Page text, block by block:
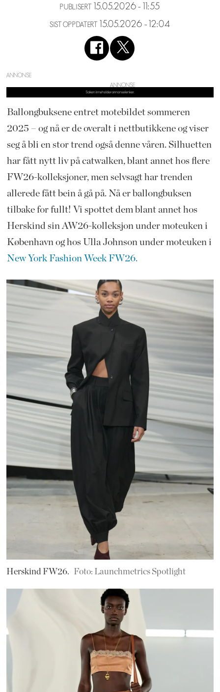
PUBLISERT 15.05.2026 - 11:55
SIST OPPDATERT 15.05.2026 - 12:04
ANNONSE
Ballongbuksene entret motebildet sommeren
2025 – og nå er de overalt i nettbutikkene og viser
seg å bli en stor trend også denne våren. Silhuetten
har fått nytt liv på catwalken, blant annet hos flere
FW26-kolleksjoner, men selvsagt har trenden
allerede fått bein å gå på. Nå er ballongbuksen
tilbake for fullt! Vi spottet dem blant annet hos
Herskind sin AW26-kolleksjon under moteuken i
København og hos Ulla Johnson under moteuken i
New York Fashion Week FW26.
Herskind FW26. Foto: Launchmetrics Spotlight